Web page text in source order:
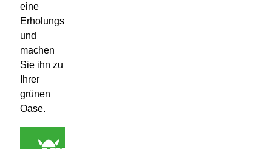
eine
Erholungskur
und
machen
Sie ihn zu
Ihrer
grünen
Oase.